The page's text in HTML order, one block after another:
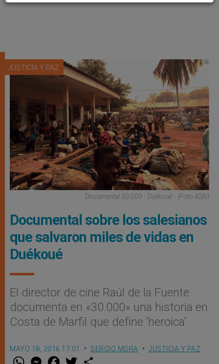
JUSTICIA Y PAZ
Documental 30.000 - Duékoué - (Foto ASN)
Documental sobre los salesianos
que salvaron miles de vidas en
Duékoué
El director de cine Raúl de la Fuente
documenta en «30.000» una historia en
Costa de Marfil que define ‘heroica’
MAYO 18, 2016 17:01 SERGIO MORA JUSTICIA Y PAZ
W M F